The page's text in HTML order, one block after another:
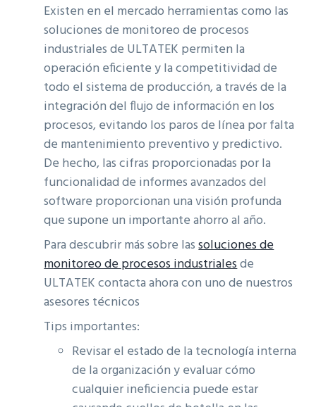
Existen en el mercado herramientas como las
soluciones de monitoreo de procesos
industriales de ULTATEK permiten la
operación eficiente y la competitividad de
todo el sistema de producción, a través de la
integración del flujo de información en los
procesos, evitando los paros de línea por falta
de mantenimiento preventivo y predictivo.
De hecho, las cifras proporcionadas por la
funcionalidad de informes avanzados del
software proporcionan una visión profunda
que supone un importante ahorro al año.
Para descubrir más sobre lassoluciones de
monitoreo de procesos industrialesde
ULTATEK contacta ahora con uno de nuestros
asesores técnicos
Tips importantes:
Revisar el estado de la tecnología interna
de la organización y evaluar cómo
cualquier ineficiencia puede estar